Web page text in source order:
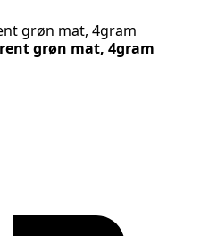
grøn mat, 4gram
grøn mat, 4gram